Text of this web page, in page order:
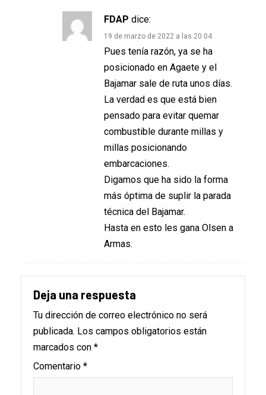
FDAP dice:
19 de marzo de 2022 a las 20:04
Pues tenía razón, ya se ha
posicionado en Agaete y el
Bajamar sale de ruta unos días.
La verdad es que está bien
pensado para evitar quemar
combustible durante millas y
millas posicionando
embarcaciones.
Digamos que ha sido la forma
más óptima de suplir la parada
técnica del Bajamar.
Hasta en esto les gana Olsen a
Armas.
Deja una respuesta
Tu dirección de correo electrónico no será
publicada. Los campos obligatorios están
marcados con *
Comentario *